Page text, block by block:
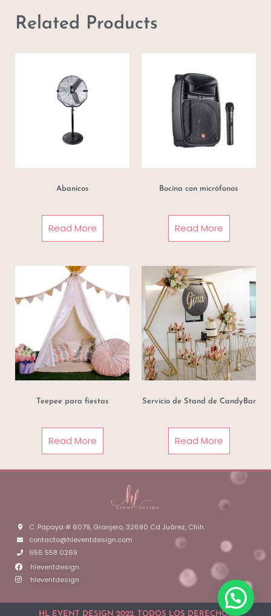
Related Products
Abanicos
Read More
Bocina con micrófonos
Read More
Teepee para fiestas
Read More
Servicio de Stand de CandyBar
Read More
C. Papaya # 6079, Granjero, 32690 Cd Juárez, Chih.
contacto@hleventdesign.com
656 558 0269
hleventdesign
hleventdesign
HL EVENT DESIGN 2022. TODOS LOS DERECHOS